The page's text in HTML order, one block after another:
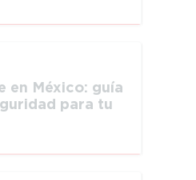
en México: guía
para tu